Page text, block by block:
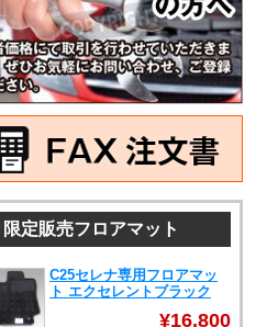
限定販売フロアマット
C25セレナ専用フロアマッ
ト エクセレントブラック
¥16,800